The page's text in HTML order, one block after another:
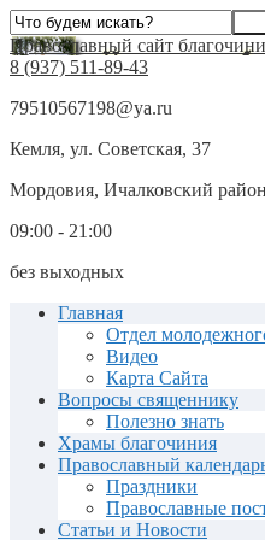
Православный сайт
8 (937) 511-89-43
79510567198@ya.ru
Кемля, ул. Советская, 37
Мордовия, Ичалковский район
09:00 - 21:00
без выходных
Главная
Отдел
Видео
Карта Сайта
Вопросы священнику
Полезно знать
Храмы благочиния
Православный
Праздники
Православные
Статьи и Новости